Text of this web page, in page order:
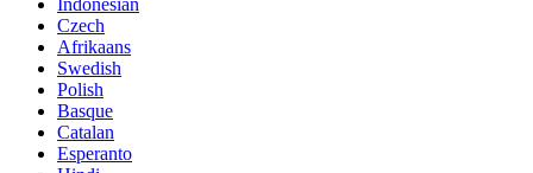
Czech
Afrikaans
Swedish
Polish
Basque
Catalan
Esperanto